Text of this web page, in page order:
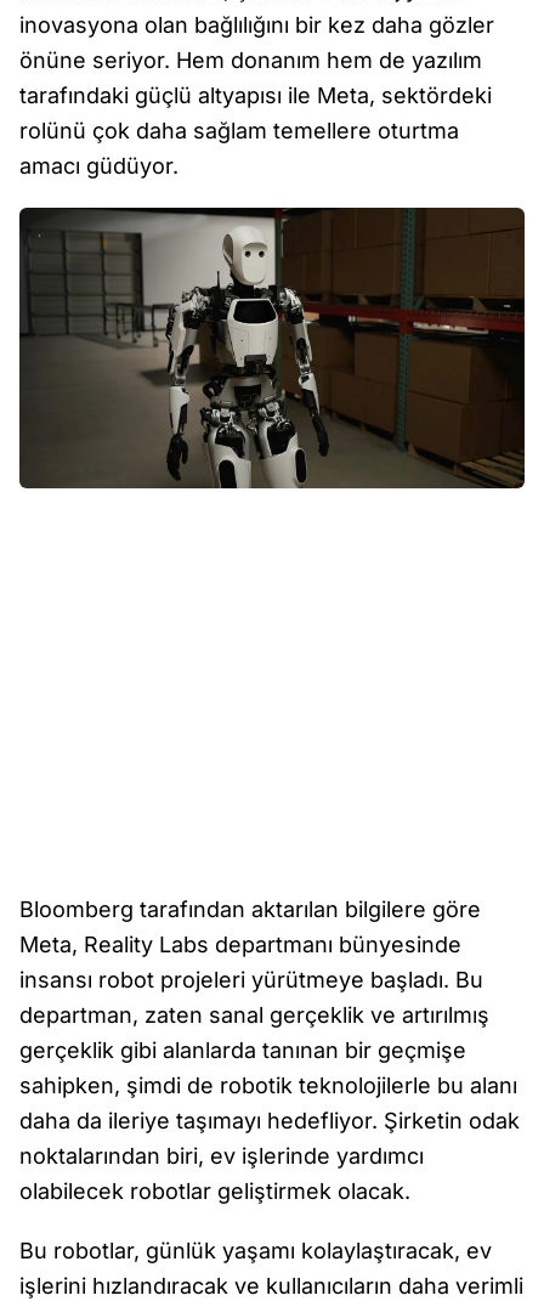
inovasyona olan bağlılığını bir kez daha gözler
önüne seriyor. Hem donanım hem de yazılım
tarafındaki güçlü altyapısı ile Meta, sektördeki
rolünü çok daha sağlam temellere oturtma
amacı güdüyor.
Bloomberg tarafından aktarılan bilgilere göre
Meta, Reality Labs departmanı bünyesinde
insansı robot projeleri yürütmeye başladı. Bu
departman, zaten sanal gerçeklik ve artırılmış
gerçeklik gibi alanlarda tanınan bir geçmişe
sahipken, şimdi de robotik teknolojilerle bu alanı
daha da ileriye taşımayı hedefliyor. Şirketin odak
noktalarından biri, ev işlerinde yardımcı
olabilecek robotlar geliştirmek olacak.
Bu robotlar, günlük yaşamı kolaylaştıracak, ev
işlerini hızlandıracak ve kullanıcıların daha verimli